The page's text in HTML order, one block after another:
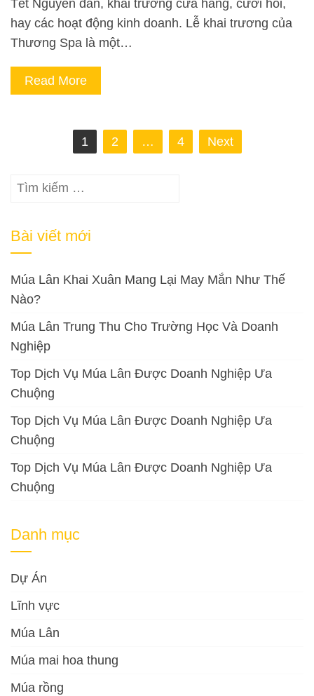
Tết Nguyên đán, khai trương cửa hàng, cưới hỏi,
hay các hoạt động kinh doanh. Lễ khai trương của
Thương Spa là một…
Read More
bài
1 2 … 4 Next
Tìm
Bài viết mới
Múa Lân Khai Xuân Mang Lại May Mắn Như Thế
Nào?
Múa Lân Trung Thu Cho Trường Học Và Doanh
Nghiệp
Top Dịch Vụ Múa Lân Được Doanh Nghiệp Ưa
Chuộng
Top Dịch Vụ Múa Lân Được Doanh Nghiệp Ưa
Chuộng
Top Dịch Vụ Múa Lân Được Doanh Nghiệp Ưa
Chuộng
Danh mục
Dự Án
Lĩnh vực
Múa Lân
Múa mai hoa thung
Múa rồng